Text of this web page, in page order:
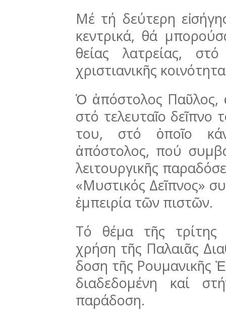
Μέ τή δεύτερη
κεντρικά, θά
θείας λατρείας,
χριστιανικῆς
Ὁ ἀπόστολος Παῦλος,
στό τελευταῖο δεῖπνο
του, στό ὁποῖο
ἀπόστολος, πού
λειτουργικῆς
«Μυστι­κός Δεῖπνος»
ἐμπειρία τῶν πιστῶν.
Τό θέμα τῆς τρίτης
χρήση τῆς Παλαιᾶς
δο­ση τῆς Ρουμανικῆς
διαδεδομένη καί
παρά­­δοση.